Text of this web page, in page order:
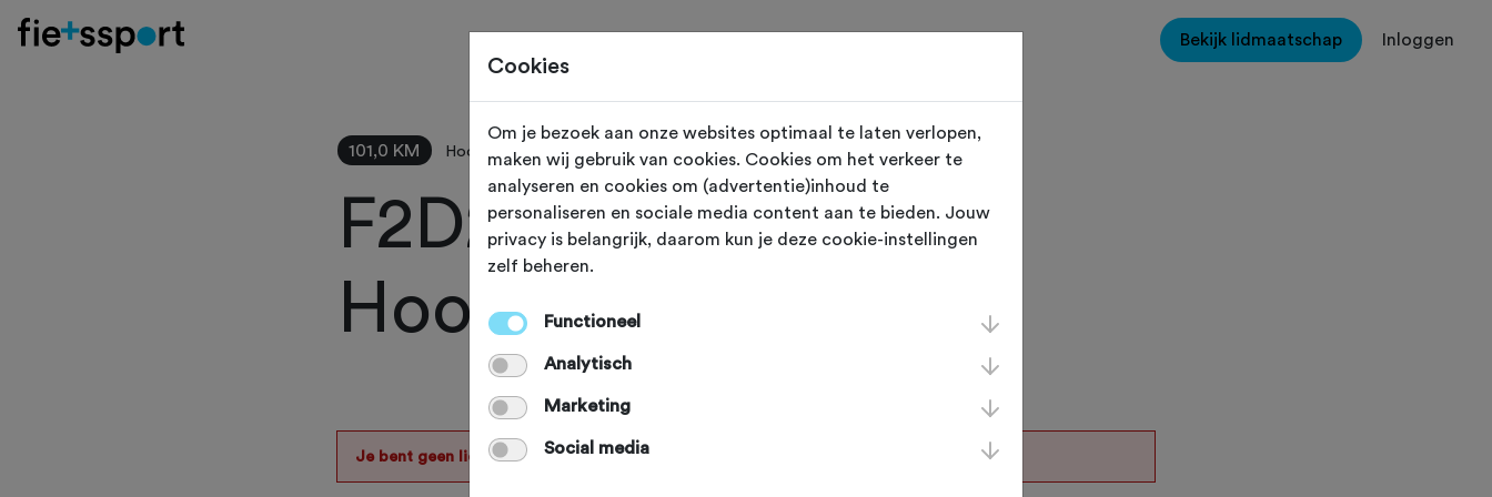
Bekijk lidmaatschap Inloggen
101,0 KM Hoofddorp (Noord Holland)
F2D21 dag 1 RTC-
Hoofddorp
Je bent geen lid van deze club.
Cookies
Om je bezoek aan onze websites optimaal te laten verlopen,
maken wij gebruik van cookies. Cookies om het verkeer te
analyseren en cookies om (advertentie)inhoud te
personaliseren en sociale media content aan te bieden. Jouw
privacy is belangrijk, daarom kun je deze cookie-instellingen
zelf beheren.
Functioneel
Analytisch
Marketing
Social media